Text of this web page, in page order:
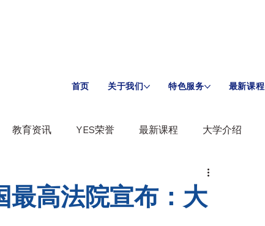
教育资讯 YES荣誉 最新课程 大学介绍
最高法院宣布：大
首页 关于我们 特色服务 最新课程